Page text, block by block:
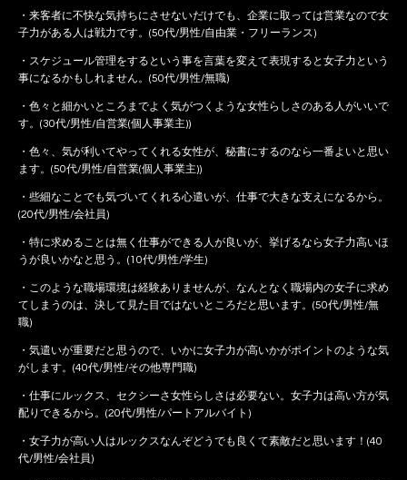
・来客者に不快な気持ちにさせないだけでも、企業に取っては営業なので女
子力がある人は戦力です。(50代/男性/自由業・フリーランス)
・スケジュール管理をするという事を言葉を変えて表現すると女子力という
事になるかもしれません。(50代/男性/無職)
・色々と細かいところまでよく気がつくような女性らしさのある人がいいで
す。(30代/男性/自営業(個人事業主))
・色々、気が利いてやってくれる女性が、秘書にするのなら一番よいと思い
ます。(50代/男性/自営業(個人事業主))
・些細なことでも気づいてくれる心遣いが、仕事で大きな支えになるから。
(20代/男性/会社員)
・特に求めることは無く仕事ができる人が良いが、挙げるなら女子力高いほ
うが良いかなと思う。(10代/男性/学生)
・このような職場環境は経験ありませんが、なんとなく職場内の女子に求め
てしまうのは、決して見た目ではないところだと思います。(50代/男性/無
職)
・気遣いが重要だと思うので、いかに女子力が高いかがポイントのような気
がします。(40代/男性/その他専門職)
・仕事にルックス、セクシーさ女性らしさは必要ない。女子力は高い方が気
配りできるから。(20代/男性/パートアルバイト)
・女子力が高い人はルックスなんぞどうでも良くて素敵だと思います！(40
代/男性/会社員)